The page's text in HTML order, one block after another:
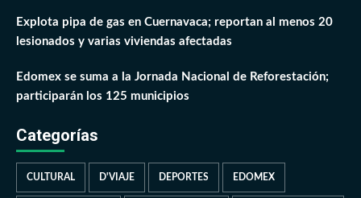
Explota pipa de gas en Cuernavaca; reportan al menos 20
lesionados y varias viviendas afectadas
Edomex se suma a la Jornada Nacional de Reforestación;
participarán los 125 municipios
Categorías
CULTURAL D'VIAJE DEPORTES EDOMEX